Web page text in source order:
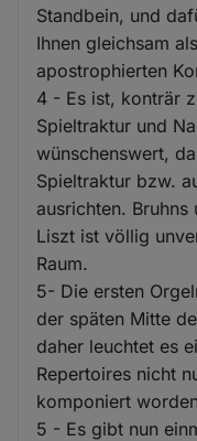
Standbein, und
Ihnen gleichsam
apostrophierten
4 - Es ist, konträr
Spieltraktur und
wünschenswert,
Spieltraktur bzw.
ausrichten. Bruhns
Liszt ist völlig
Raum.
5- Die ersten
der späten Mitte
daher leuchtet es
Repertoires nicht
komponiert
5 - Es gibt nun